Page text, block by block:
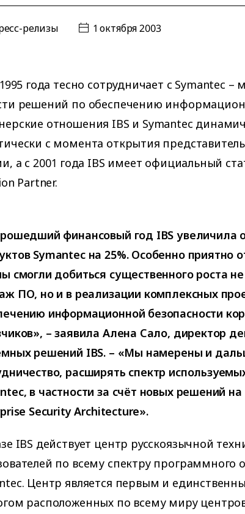
релизы 1 октября 2003
1995 года тесно сотрудничает с Symantec
решений по обеспечению
отношения IBS и Symantec
с момента открытия
а с 2001 года IBS имеет официальный
Partner.
финансовый год IBS
Symantec на 25%. Особенно приятно
смогли добиться существенного роста
ПО, но и в реализации комплексных
информационной безопасности
– заявила Алена Сало, директор
решений IBS. – «Мы намерены и
расширять спектр
в частности за счёт новых решений
Security Architecture».
IBS действует центр русскоязычной
по вcему спектру программного
Центр является первым и
расположенных по всему миру